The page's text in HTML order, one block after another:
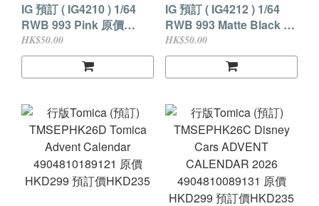
IG 預訂 ( IG4210 ) 1/64
RWB 993 Pink 原價
HKD195 預訂價HKD175
(現付訂金HKD50貨到付
HK$50.00
IG 預訂 ( IG4212 ) 1/64
RWB 993 Matte Black 原
價HKD195 預訂價
HKD175 (現付訂金
HKD50貨到付差額)
HK$50.00